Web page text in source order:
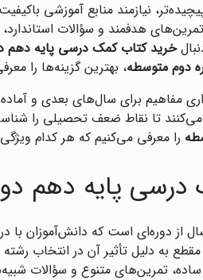
نیازمند منابع آموزشی
تمرین‌های هدفمند و سؤالات
خرید کتاب کمک درسی پایه دهم
دوم متوسطه، بهترین گزینه‌ها را
مفاهیم برای سال‌های بعدی و
تا نقاط ضعف تحصیلی را
را معرفی می‌کنیم که هر کدام
پایه دهم
از دوره‌ای است که
به دلیل تأثیر آن در انتخاب
ساده، تمرین‌های متنوع و سؤالات